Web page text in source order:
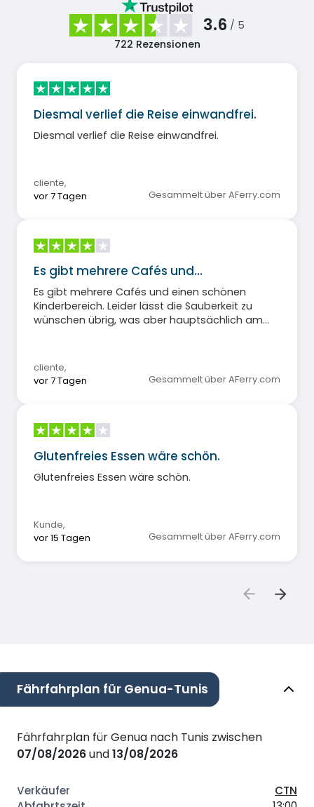
3.6 / 5
722 Rezensionen
Diesmal verlief die Reise einwandfrei.
Diesmal verlief die Reise einwandfrei.
cliente,
vor 7 Tagen
Gesammelt über AFerry.com
Es gibt mehrere Cafés und…
Es gibt mehrere Cafés und einen schönen
Kinderbereich. Leider lässt die Sauberkeit zu
wünschen übrig, was aber hauptsächlich am
bei Vollpension fallen viele Zusatzkosten an.
cliente,
vor 7 Tagen
Gesammelt über AFerry.com
Glutenfreies Essen wäre schön.
Glutenfreies Essen wäre schön.
Kunde,
vor 15 Tagen
Gesammelt über AFerry.com
Fährfahrplan für Genua-Tunis
Fährfahrplan für Genua nach Tunis zwischen
07/08/2026und13/08/2026
CTN